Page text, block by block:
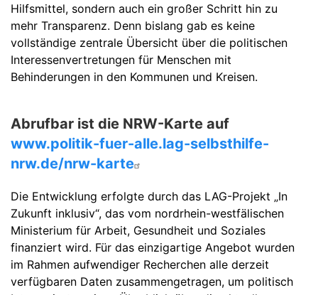
Hilfsmittel, sondern auch ein großer Schritt hin zu
mehr Transparenz. Denn bislang gab es keine
vollständige zentrale Übersicht über die politischen
Interessenvertretungen für Menschen mit
Behinderungen in den Kommunen und Kreisen.
Abrufbar ist die NRW-Karte auf
www.politik-fuer-alle.lag-selbsthilfe-
nrw.de/nrw-karte
Die Entwicklung erfolgte durch das LAG-Projekt „In
Zukunft inklusiv“, das vom nordrhein-westfälischen
Ministerium für Arbeit, Gesundheit und Soziales
finanziert wird. Für das einzigartige Angebot wurden
im Rahmen aufwendiger Recherchen alle derzeit
verfügbaren Daten zusammengetragen, um politisch